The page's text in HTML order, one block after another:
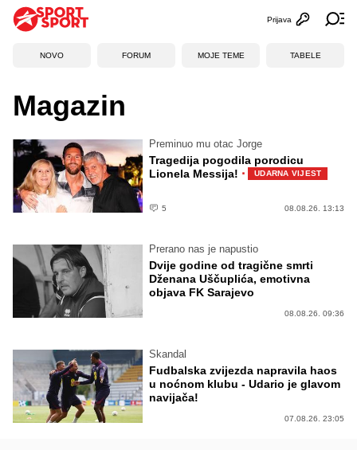
Otvori
Prijava
NOVO FORUM MOJE TEME TABELE
Magazin
Preminuo mu otac Jorge
Tragedija pogodila porodicu
Lionela Messija! · UDARNA VIJEST
5 08.08.26. 13:13
Prerano nas je napustio
Dvije godine od tragične smrti
Dženana Uščuplića, emotivna
objava FK Sarajevo
08.08.26. 09:36
Skandal
Fudbalska zvijezda napravila haos
u noćnom klubu - Udario je glavom
navijača!
07.08.26. 23:05